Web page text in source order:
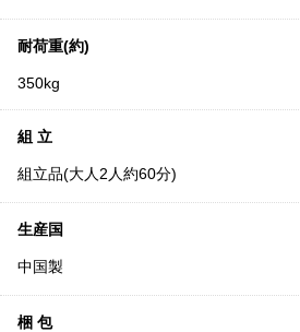
耐荷重(約)
350kg
組 立
組立品(大人2人約60分)
生産国
中国製
梱 包